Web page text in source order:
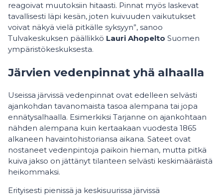
reagoivat muutoksiin hitaasti. Pinnat myös laskevat
tavallisesti läpi kesän, joten kuivuuden vaikutukset
voivat näkyä vielä pitkälle syksyyn”, sanoo
Tulvakeskuksen päällikkö Lauri Ahopelto Suomen
ympäristökeskuksesta.
Järvien vedenpinnat yhä alhaalla
Useissa järvissä vedenpinnat ovat edelleen selvästi
ajankohdan tavanomaista tasoa alempana tai jopa
ennätysalhaalla. Esimerkiksi Tarjanne on ajankohtaan
nähden alempana kuin kertaakaan vuodesta 1865
alkaneen havaintohistoriansa aikana. Sateet ovat
nostaneet vedenpintoja paikoin hieman, mutta pitkä
kuiva jakso on jättänyt tilanteen selvästi keskimääräistä
heikommaksi.
Erityisesti pienissä ja keskisuurissa järvissä